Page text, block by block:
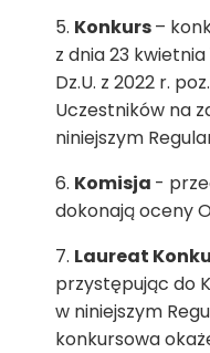
Konkurs–
z dnia 23
Dz.U. z 2022 r.
Uczestników na
niniejszym
Komisja -
dokonają oceny
Laureat
przystępując do
w niniejszym
konkursowa